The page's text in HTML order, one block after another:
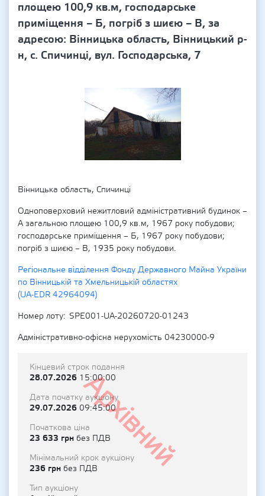
площею 100,9 кв.м, господарське
приміщення – Б, погріб з шиєю – В, за
адресою: Вінницька область, Вінницький р-
н, с. Спичинці, вул. Господарська, 7
Вінницька область, Спичинці
Одноповерховий нежитловий адміністративний будинок –
А загальною площею 100,9 кв.м, 1967 року побудови;
господарське приміщення – Б, 1967 року побудови;
погріб з шиєю – В, 1935 року побудови.
Регіональне відділення Фонду Державного Майна України
по Вінницькій та Хмельницькій областях
(UA-EDR 42964094)
Номер лоту
SPE001-UA-20260720-01243
Адміністративно-офісна нерухомість 04230000-9
Архівний
Кінцевий строк подання
28.07.2026 15:00:00
Дата початку аукціону
29.07.2026 09:45:00
Початкова ціна
23 633 грн без ПДВ
Мінімальний крок аукціону
236 грн без ПДВ
Тип аукціону